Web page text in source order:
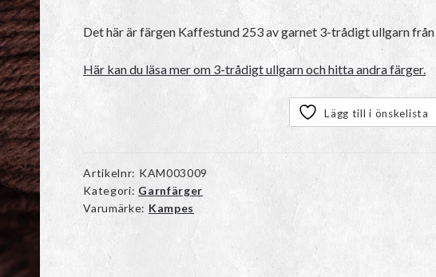
Det här är färgen Kaffestund 253av garnet3-trådigt ullgarnfrån
Här kan du läsa mer om 3-trådigt ullgarn och hitta andra färger.
Lägg till i önskelista
Artikelnr: KAM003009
Kategori: Garnfärger
Varumärke: Kampes